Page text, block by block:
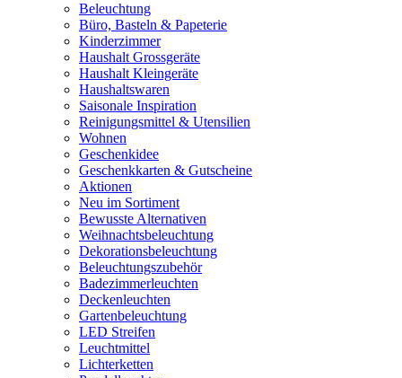
Beleuchtung
Büro, Basteln & Papeterie
Kinderzimmer
Haushalt Grossgeräte
Haushalt Kleingeräte
Haushaltswaren
Saisonale Inspiration
Reinigungsmittel & Utensilien
Wohnen
Geschenkidee
Geschenkkarten & Gutscheine
Aktionen
Neu im Sortiment
Bewusste Alternativen
Weihnachtsbeleuchtung
Dekorationsbeleuchtung
Beleuchtungszubehör
Badezimmerleuchten
Deckenleuchten
Gartenbeleuchtung
LED Streifen
Leuchtmittel
Lichterketten